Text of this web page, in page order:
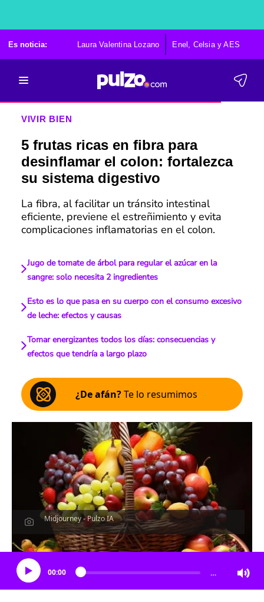
Es noticia: Laura Valentina Lozano Enel, Celsia y AES
VIVIR BIEN
5 frutas ricas en fibra para
desinflamar el colon: fortalezca
su sistema digestivo
La fibra, al facilitar un tránsito intestinal
eficiente, previene el estreñimiento y evita
complicaciones inflamatorias en el colon.
Jugo de tomate de árbol para regular el azúcar en la
sangre: solo necesita 2 ingredientes
Esto es lo que pasa en su cuerpo con el consumo excesivo
de leche: efectos y causas
Tomar energizantes todos los días: consecuencias y
efectos que tendría a largo plazo
¿De afán?Te lo resumimos
Midjourney - Pulzo IA
Escucha el artículo
00:00 …